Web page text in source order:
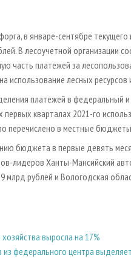
в январе-сентябре
В лесоучетной организации
часть платежей за
использование лесных
платежей в
кварталах 2021-го
перечислено в местные
бюджета в первые девять
лидеров Ханты-Мансийский
млрд рублей и Вологодская
выросла на 17%
федерального центра